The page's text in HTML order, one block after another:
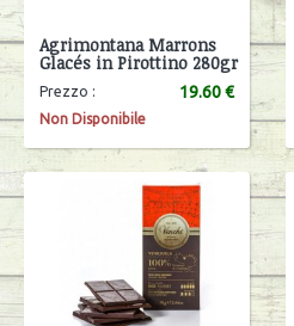
Agrimontana Marrons
Glacés in Pirottino 280gr
Prezzo : 19.60 €
Non Disponibile